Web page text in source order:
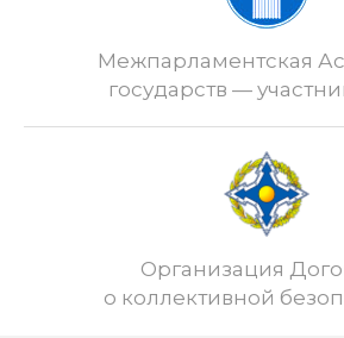
Межпарламентская
государств —
Организация
о коллективной